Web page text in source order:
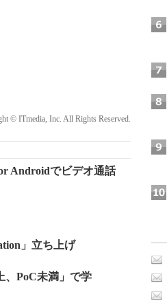
© ITmedia, Inc. All Rights Reserved.
Androidでビデオ通話
」立ち上げ